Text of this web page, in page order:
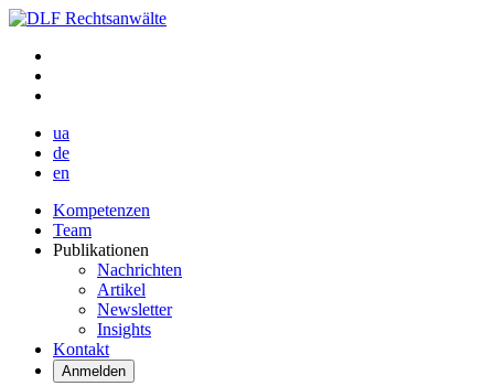
ua
de
en
Kompetenzen
Team
Publikationen
Nachrichten
Artikel
Newsletter
Insights
Kontakt
Anmelden